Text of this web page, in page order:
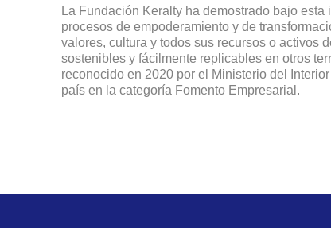
La Fundación Keralty ha demostrado bajo
procesos de empoderamiento y de
valores, cultura y todos sus recursos o activos
sostenibles y fácilmente replicables en otros
reconocido en 2020 por el Ministerio del
país en la categoría Fomento Empresarial.